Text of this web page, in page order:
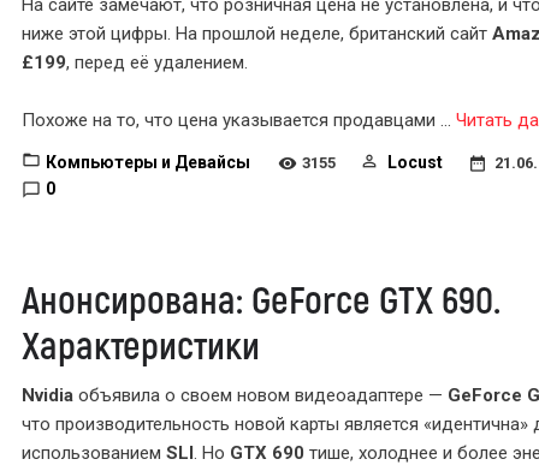
На сайте замечают, что розничная цена не установлена, и
ниже этой цифры. На прошлой неделе, британский сайт
£199, перед её удалением.
Похоже на то, что цена указывается продавцами ... Читать
Компьютеры и Девайсы 3155 Locust
0
Анонсирована: GeForce GTX 690.
Характеристики
Nvidia объявила о своем новом видеоадаптере — GeForce
что производительность новой карты является
использованием SLI. Но GTX 690 тише, холоднее и более